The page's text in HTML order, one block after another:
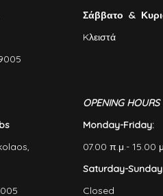
Σάββατο &
Kλειστά
OPENING HOURS
Monday-Friday:
07.00 π.μ.- 15.00
Saturday-
Closed